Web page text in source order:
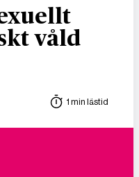
våld
1 min lästid